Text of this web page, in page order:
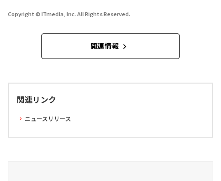
Copyright © ITmedia, Inc. All Rights Reserved.
関連情報
関連リンク
ニュースリリース